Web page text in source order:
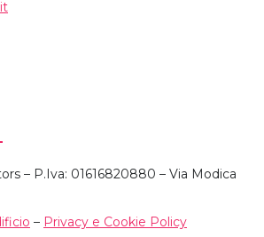
– P.Iva: 01616820880 – Via Modica
– Privacy e Cookie Policy